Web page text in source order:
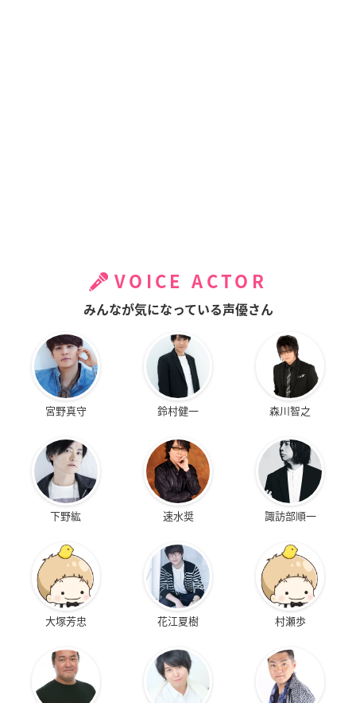
VOICE ACTOR
みんなが気になっている声優さん
宮野真守 鈴村健一 森川智之
下野紘 速水奨 諏訪部順一
大塚芳忠 花江夏樹 村瀬歩